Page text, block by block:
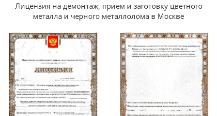
Лицензия на демонтаж, прием и заготовку цветного
металла и черного металлолома в Москве